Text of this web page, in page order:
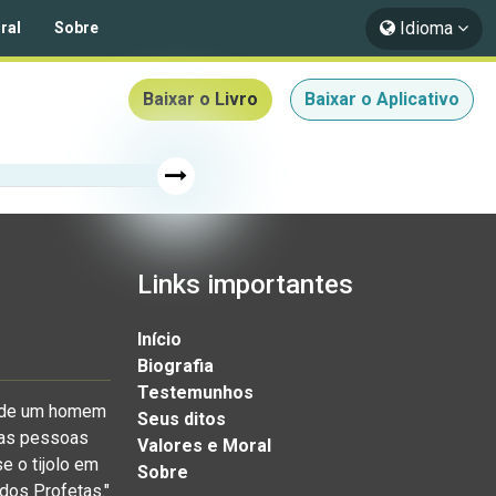
Sobre Idioma
Baixar o Livro Baixar o Aplicativo
um homem
pessoas
o tijolo em
Profetas."
Links importantes
Início
Biografia
Testemunhos
Seus ditos
Valores e Moral
Sobre